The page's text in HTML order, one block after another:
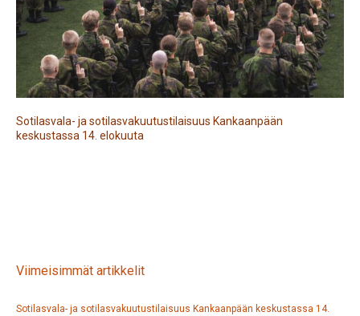
Sotilasvala- ja sotilasvakuutustilaisuus Kankaanpään
keskustassa 14. elokuuta
Viimeisimmät artikkelit
Sotilasvala- ja sotilasvakuutustilaisuus Kankaanpään keskustassa 14.